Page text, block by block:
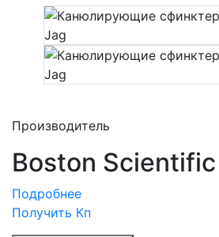
Производитель
Boston Scientific
Подробнее
Получить Кп